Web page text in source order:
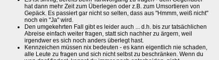
hat dann mehr Zeit zum Überlegen oder z.B. zum Umsortieren von
Gepäck. Es passiert gar nicht so selten, dass aus "Hmmm, weiß nicht"
noch ein "Ja" wird.
Den umgekehrten Fall gibt es leider auch ... d.h. bis zur tatsächlichen
Abreise einfach weiter fragen, statt sich nachher zu ärgern, weil
irgendwer es sich noch anders überlegt hast.
Kennzeichen müssen nix bedeuten - es kann eigentlich nie schaden,
alle Leute zu fragen und sich nicht selbst zu beschränken. Wenn du